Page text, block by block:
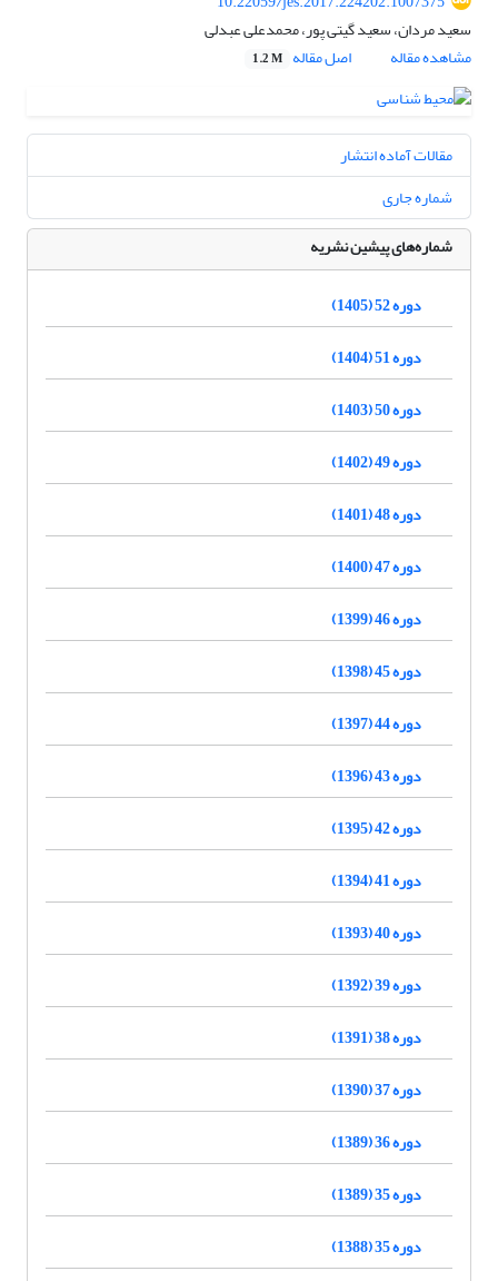
سعید مردان، سعید گیتی پور، محمدعلی عبدلی
مشاهده مقاله
اصل مقاله 1.2 M
مقالات آماده انتشار
شماره جاری
شماره‌های پیشین نشریه
دوره 52 (1405)
دوره 51 (1404)
دوره 50 (1403)
دوره 49 (1402)
دوره 48 (1401)
دوره 47 (1400)
دوره 46 (1399)
دوره 45 (1398)
دوره 44 (1397)
دوره 43 (1396)
دوره 42 (1395)
دوره 41 (1394)
دوره 40 (1393)
دوره 39 (1392)
دوره 38 (1391)
دوره 37 (1390)
دوره 36 (1389)
دوره 35 (1389)
دوره 35 (1388)